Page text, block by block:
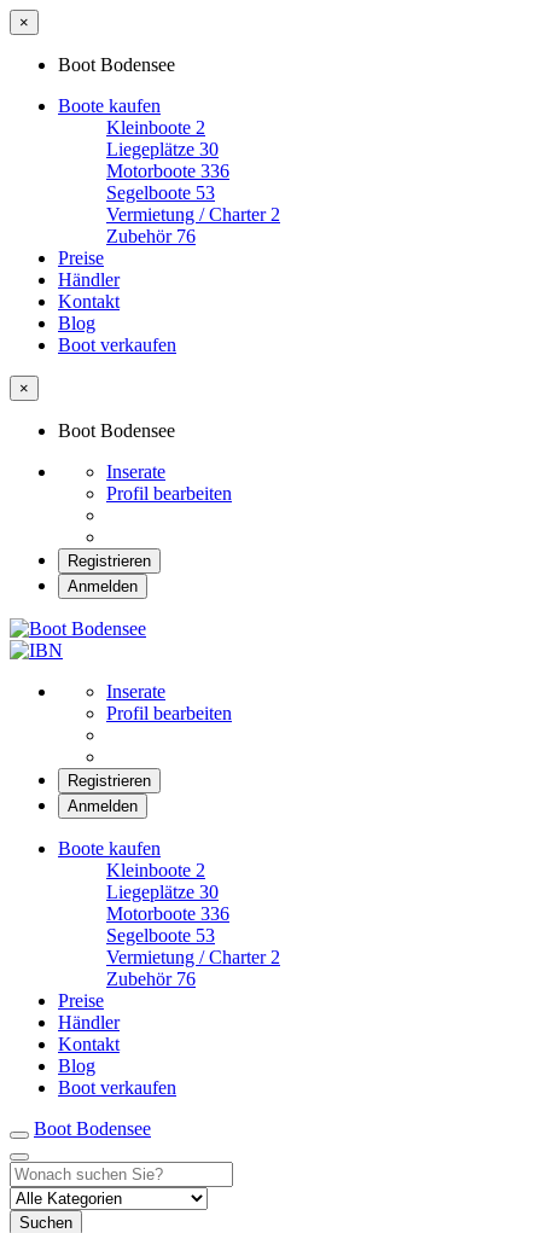
×
Boot Bodensee
Boote kaufen
Kleinboote 2
Liegeplätze 30
Motorboote 336
Segelboote 53
Vermietung / Charter 2
Zubehör 76
Preise
Händler
Kontakt
Blog
Boot verkaufen
×
Boot Bodensee
Inserate
Profil bearbeiten
Registrieren
Anmelden
Inserate
Profil bearbeiten
Registrieren
Anmelden
Boote kaufen
Kleinboote 2
Liegeplätze 30
Motorboote 336
Segelboote 53
Vermietung / Charter 2
Zubehör 76
Preise
Händler
Kontakt
Blog
Boot verkaufen
Boot Bodensee
Suchen